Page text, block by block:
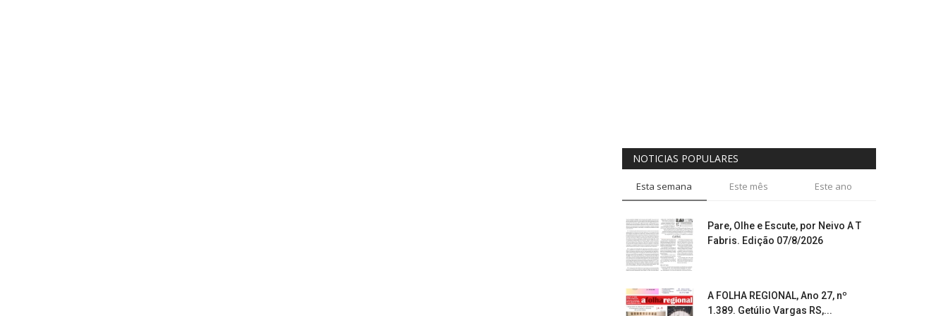
NOTICIAS POPULARES
Esta semana Este mês Este ano
Pare, Olhe e Escute, por Neivo A T
Fabris. Edição 07/8/2026
A FOLHA REGIONAL, Ano 27, nº
1.389. Getúlio Vargas RS,...